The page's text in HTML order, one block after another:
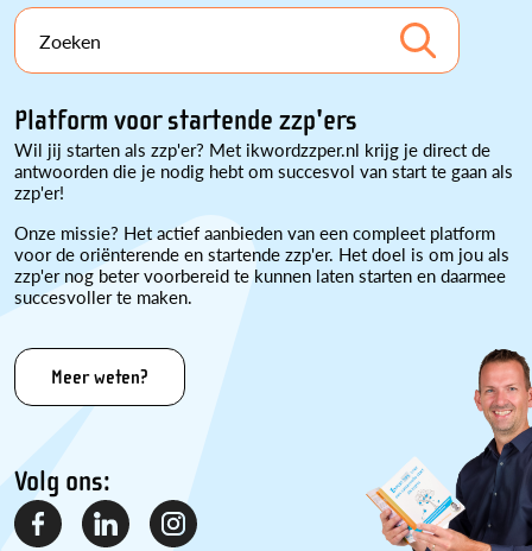
Zoeken
Platform voor startende zzp'ers
Wil jij starten als zzp'er? Met ikwordzzper.nl krijg je direct de
antwoorden die je nodig hebt om succesvol van start te gaan als
zzp'er!
Onze missie? Het actief aanbieden van een compleet platform
voor de oriënterende en startende zzp'er. Het doel is om jou als
zzp'er nog beter voorbereid te kunnen laten starten en daarmee
succesvoller te maken.
Meer weten?
Volg ons: